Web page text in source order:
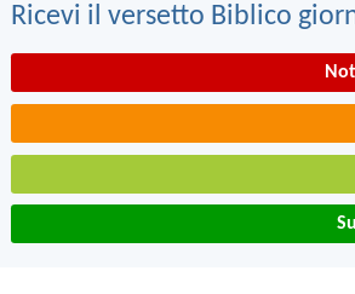
Ricevi il versetto Biblico